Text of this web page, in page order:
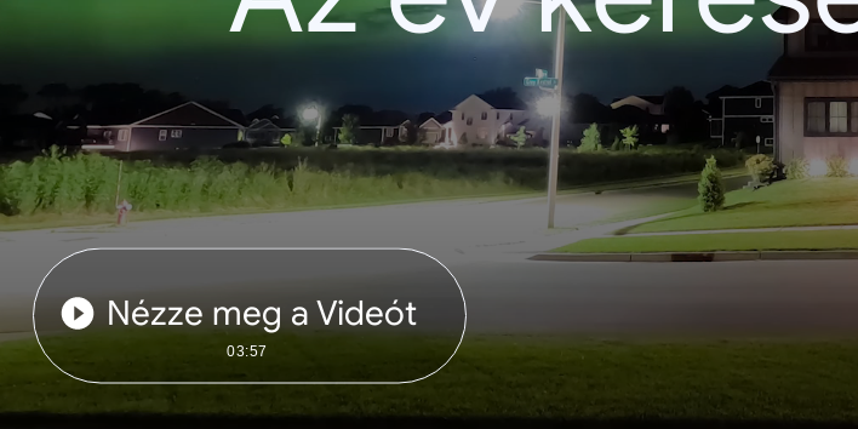
Nézze meg a Videót
03:57